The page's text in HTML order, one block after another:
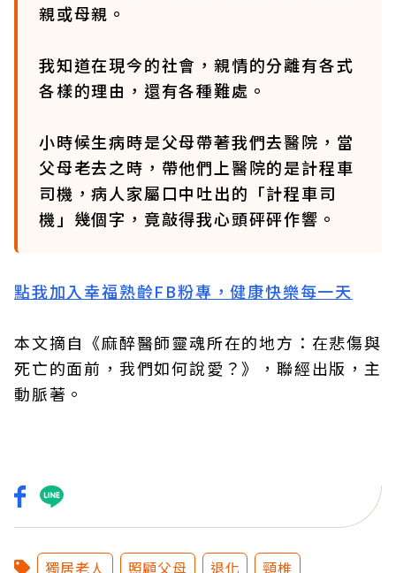
親或母親。
我知道在現今的社會，親情的分離有各式
各樣的理由，還有各種難處。
小時候生病時是父母帶著我們去醫院，當
父母老去之時，帶他們上醫院的是計程車
司機，病人家屬口中吐出的「計程車司
機」幾個字，竟敲得我心頭砰砰作響。
點我加入幸福熟齡FB粉專，健康快樂每一天
本文摘自《麻醉醫師靈魂所在的地方：在悲傷與
死亡的面前，我們如何說愛？》，聯經出版，主
動脈著。
獨居老人 照顧父母 退化 頸椎